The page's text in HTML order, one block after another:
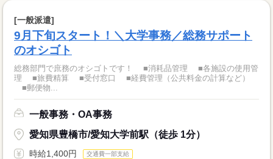
[一般派遣]
9月下旬スタート！＼大学事務／総務サポート
のオシゴト
総務部門で庶務のオシゴトです！ ■消耗品管理 ■各施設の使用管
理 ■旅費精算 ■受付窓口 ■経費管理（公共料金の計算など）
■郵便物...
一般事務・OA事務
愛知県豊橋市/愛知大学前駅（徒歩 1分）
時給1,400円 交通費一部支給